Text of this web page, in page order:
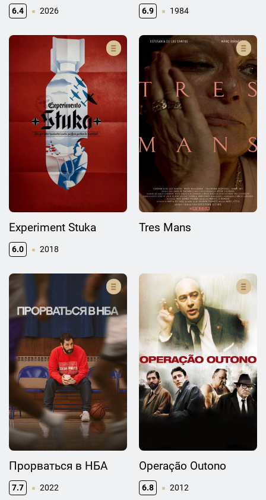
6.4 2026 6.9 1984
Experiment Stuka
6.0 2018
Tres Mans
Прорваться в НБА
7.7 2022
Operação Outono
6.8 2012